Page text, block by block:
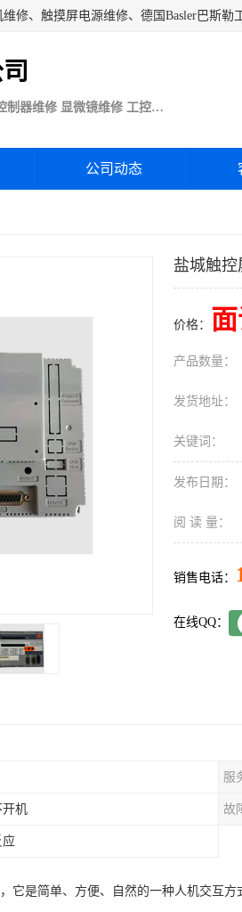
Basler巴斯勒康耐视Cognex工业CCD相机维修 基恩士视觉控制器维修 显微镜维修 工控触摸屏电源电路板维修
公司动态
盐城触控
价格：
产品数量：
发货地址：
关键词：
发布日期：
阅 读 量：
销售电话：
在线QQ：
服
开机 故
应
它是简单、方便、自然的一种人机交互